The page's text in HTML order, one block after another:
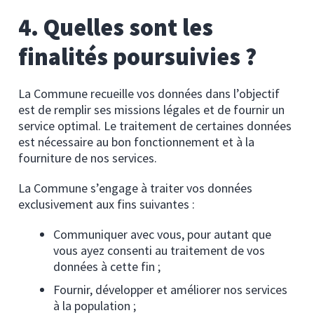
4. Quelles sont les
finalités poursuivies ?
La Commune recueille vos données dans l’objectif
est de remplir ses missions légales et de fournir un
service optimal. Le traitement de certaines données
est nécessaire au bon fonctionnement et à la
fourniture de nos services.
La Commune s’engage à traiter vos données
exclusivement aux fins suivantes :
Communiquer avec vous, pour autant que
vous ayez consenti au traitement de vos
données à cette fin ;
Fournir, développer et améliorer nos services
à la population ;